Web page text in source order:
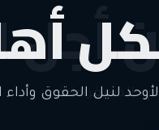
لنيل الحقوق وأداء
• الديمقراطية